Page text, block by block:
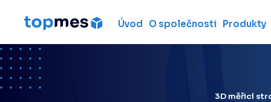
Úvod O společnosti Produkty
Hardware
3D měřicí